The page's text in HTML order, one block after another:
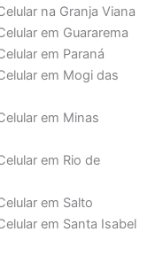
na Granja Viana
em Guararema
em Paraná
em Mogi das
em Minas
em Rio de
em Salto
em Santa Isabel